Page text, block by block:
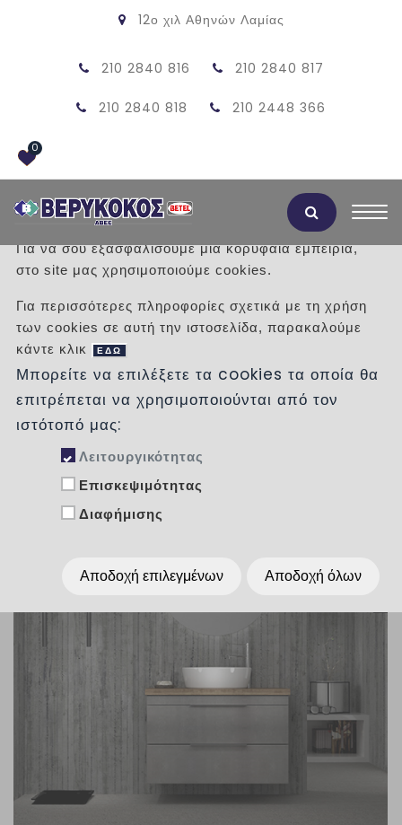
12ο χιλ Αθηνών Λαμίας
210 2840 816 210 2840 817
210 2840 818 210 2448 366
0
ΣΑΒΒΟΠΟΥΛΟΣ
/ Προϊόντα /
ΕΙΔΗ ΥΓΙΕΙΝΗΣ
ΕΠΙΠΛΑ ΜΠΑΝΙΟΥ
Αποδοχή Cookies
Για να σου εξασφαλίσουμε μια κορυφαία εμπειρία,
στο site μας χρησιμοποιούμε cookies.
Για περισσότερες πληροφορίες σχετικά με τη χρήση
των cookies σε αυτή την ιστοσελίδα, παρακαλούμε
κάντε κλικ
ΕΔΩ
Μπορείτε να επιλέξετε τα cookies τα οποία θα
επιτρέπεται να χρησιμοποιούνται από τον
ιστότοπό μας:
Λειτουργικότητας
Επισκεψιμότητας
Διαφήμισης
Αποδοχή επιλεγμένων Αποδοχή όλων